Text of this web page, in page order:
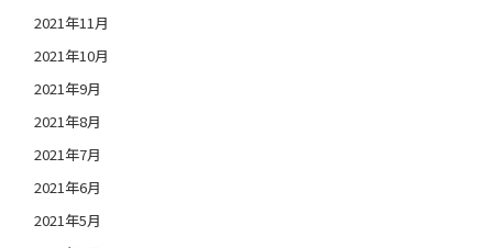
2021年11月
2021年10月
2021年9月
2021年8月
2021年7月
2021年6月
2021年5月